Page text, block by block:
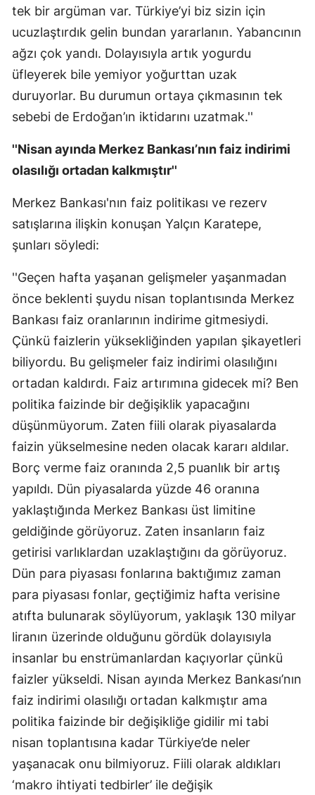
tek bir argüman var. Türkiye’yi biz sizin için
ucuzlaştırdık gelin bundan yararlanın. Yabancının
ağzı çok yandı. Dolayısıyla artık yogurdu
üfleyerek bile yemiyor yoğurttan uzak
duruyorlar. Bu durumun ortaya çıkmasının tek
sebebi de Erdoğan’ın iktidarını uzatmak.''
''Nisan ayında Merkez Bankası’nın faiz indirimi
olasılığı ortadan kalkmıştır''
Merkez Bankası'nın faiz politikası ve rezerv
satışlarına ilişkin konuşan Yalçın Karatepe,
şunları söyledi:
''Geçen hafta yaşanan gelişmeler yaşanmadan
önce beklenti şuydu nisan toplantısında Merkez
Bankası faiz oranlarının indirime gitmesiydi.
Çünkü faizlerin yüksekliğinden yapılan şikayetleri
biliyordu. Bu gelişmeler faiz indirimi olasılığını
ortadan kaldırdı. Faiz artırımına gidecek mi? Ben
politika faizinde bir değişiklik yapacağını
düşünmüyorum. Zaten fiili olarak piyasalarda
faizin yükselmesine neden olacak kararı aldılar.
Borç verme faiz oranında 2,5 puanlık bir artış
yapıldı. Dün piyasalarda yüzde 46 oranına
yaklaştığında Merkez Bankası üst limitine
geldiğinde görüyoruz. Zaten insanların faiz
getirisi varlıklardan uzaklaştığını da görüyoruz.
Dün para piyasası fonlarına baktığımız zaman
para piyasası fonlar, geçtiğimiz hafta verisine
atıfta bulunarak söylüyorum, yaklaşık 130 milyar
liranın üzerinde olduğunu gördük dolayısıyla
insanlar bu enstrümanlardan kaçıyorlar çünkü
faizler yükseldi. Nisan ayında Merkez Bankası’nın
faiz indirimi olasılığı ortadan kalkmıştır ama
politika faizinde bir değişikliğe gidilir mi tabi
nisan toplantısına kadar Türkiye’de neler
yaşanacak onu bilmiyoruz. Fiili olarak aldıkları
‘makro ihtiyati tedbirler’ ile değişik